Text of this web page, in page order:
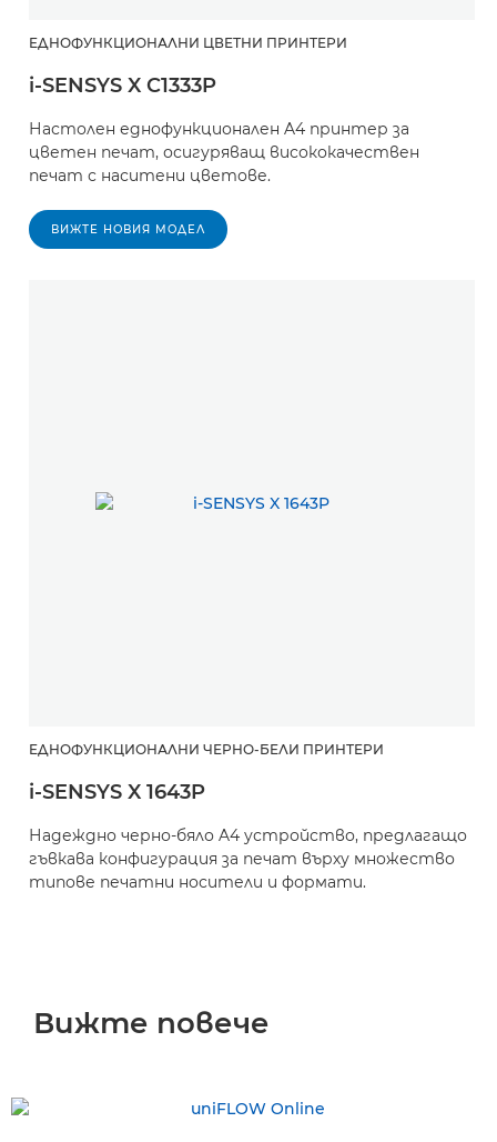
ЕДНОФУНКЦИОНАЛНИ ЦВЕТНИ ПРИНТЕРИ
i-SENSYS X C1333P
Настолен еднофункционален A4 принтер за
цветен печат, осигуряващ висококачествен
печат с наситени цветове.
ВИЖТЕ НОВИЯ МОДЕЛ
ЕДНОФУНКЦИОНАЛНИ ЧЕРНО-БЕЛИ ПРИНТЕРИ
i-SENSYS X 1643P
Надеждно черно-бяло A4 устройство, предлагащо
гъвкава конфигурация за печат върху множество
типове печатни носители и формати.
Вижте повече